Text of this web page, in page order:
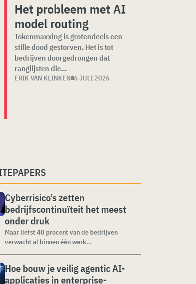
Het probleem met AI
model routing
Tokenmaxxing is grotendeels een
stille dood gestorven. Het is tot
bedrijven doorgedrongen dat
ranglijsten die...
ERIK VAN KLINKEN 6 JULI 2026
Cyberrisico’s zetten
bedrijfscontinuïteit het meest
onder druk
Maar liefst 48 procent van de bedrijven
verwacht al binnen één werk...
Hoe bouw je veilig agentic AI-
applicaties in enterprise-